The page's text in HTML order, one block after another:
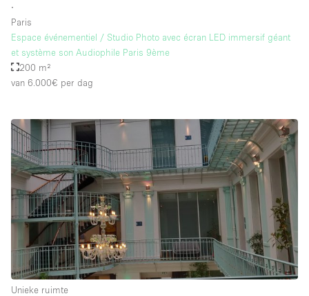
∙
Paris
Espace événementiel / Studio Photo avec écran LED immersif géant
et système son Audiophile Paris 9ème
200 m²
van 6.000€ per dag
Unieke ruimte